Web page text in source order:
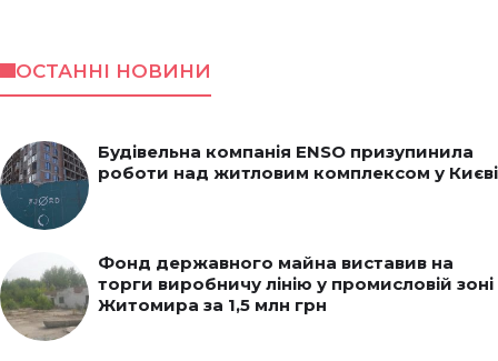
ОСТАННІ НОВИНИ
Будівельна компанія ENSO призупинила
роботи над житловим комплексом у Києві
Фонд державного майна виставив на
торги виробничу лінію у промисловій зоні
Житомира за 1,5 млн грн